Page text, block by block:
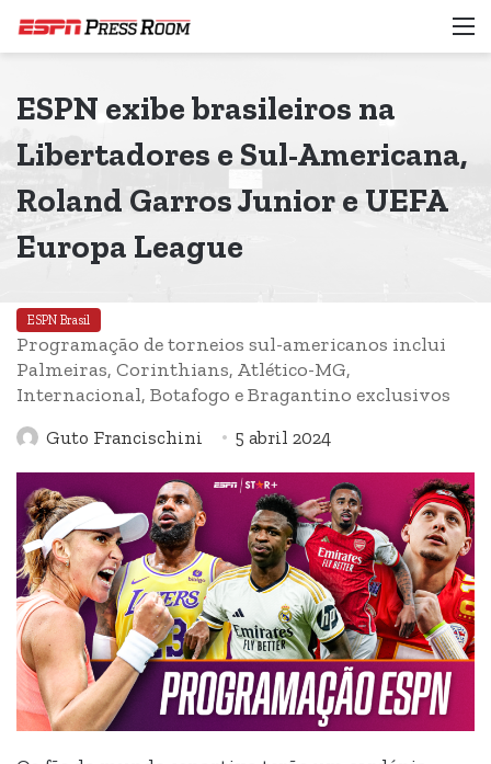
ESPN exibe brasileiros na
Libertadores e Sul-Americana,
Roland Garros Junior e UEFA
Europa League
ESPN Brasil
Programação de torneios sul-americanos inclui
Palmeiras, Corinthians, Atlético-MG,
Internacional, Botafogo e Bragantino exclusivos
Guto Francischini 5 abril 2024